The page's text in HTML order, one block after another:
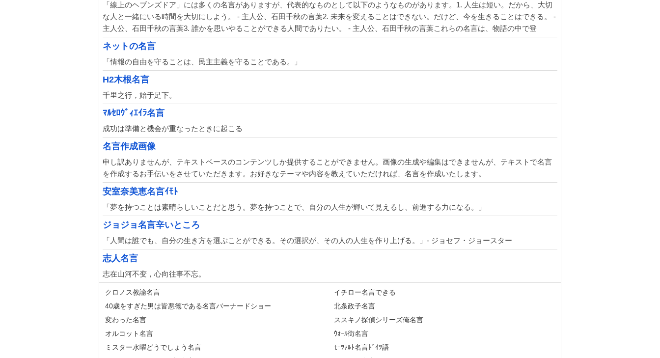
「線上のヘブンズドア」には多くの名言がありますが、代表的なものとして以下のようなものがあります。1. 人生は短い。だから、大切
な人と一緒にいる時間を大切にしよう。 - 主人公、石田千秋の言葉2. 未来を変えることはできない。だけど、今を生きることはできる。 -
主人公、石田千秋の言葉3. 誰かを思いやることができる人間でありたい。 - 主人公、石田千秋の言葉これらの名言は、物語の中で登
ネットの名言
「情報の自由を守ることは、民主主義を守ることである。」
H2木根名言
千里之行，始于足下。
ﾏﾙｾﾛｳﾞｨｴｲﾗ名言
成功は準備と機会が重なったときに起こる
名言作成画像
申し訳ありませんが、テキストベースのコンテンツしか提供することができません。画像の生成や編集はできませんが、テキストで名言
を作成するお手伝いをさせていただきます。お好きなテーマや内容を教えていただければ、名言を作成いたします。
安室奈美恵名言ｲﾓﾄ
「夢を持つことは素晴らしいことだと思う。夢を持つことで、自分の人生が輝いて見えるし、前進する力になる。」
ジョジョ名言辛いところ
「人間は誰でも、自分の生き方を選ぶことができる。その選択が、その人の人生を作り上げる。」- ジョセフ・ジョースター
志人名言
志在山河不变，心向往事不忘。
クロノス教諭名言
40歳をすぎた男は皆悪徳である名言バーナードショー
変わった名言
オルコット名言
ミスター水曜どうでしょう名言
イチロー名言できる
北条政子名言
ススキノ探偵シリーズ俺名言
ｳｫｰﾙ街名言
ﾓｰﾂｧﾙﾄ名言ﾄﾞｲﾂ語